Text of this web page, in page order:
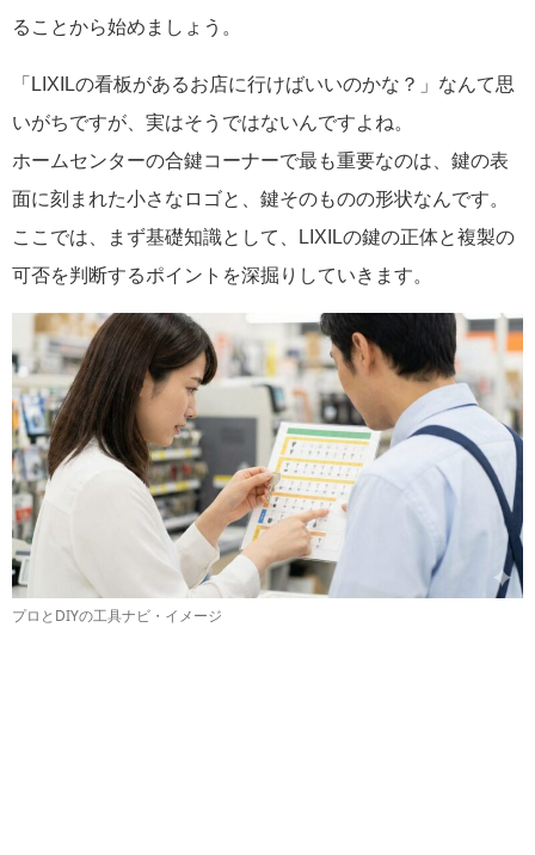
ることから始めましょう。
「LIXILの看板があるお店に行けばいいのかな？」なんて思
いがちですが、実はそうではないんですよね。
ホームセンターの合鍵コーナーで最も重要なのは、鍵の表
面に刻まれた小さなロゴと、鍵そのものの形状なんです。
ここでは、まず基礎知識として、LIXILの鍵の正体と複製の
可否を判断するポイントを深掘りしていきます。
プロとDIYの工具ナビ・イメージ